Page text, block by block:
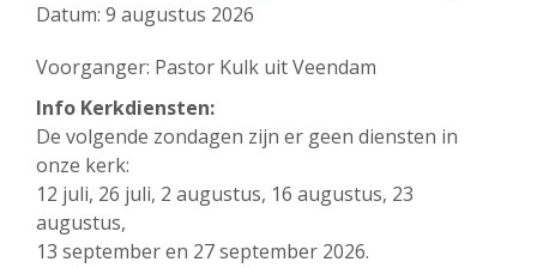
Datum: 9 augustus 2026
Voorganger: Pastor Kulk uit Veendam
Info Kerkdiensten:
De volgende zondagen zijn er geen diensten in
onze kerk:
12 juli, 26 juli, 2 augustus, 16 augustus, 23
augustus,
13 september en 27 september 2026.